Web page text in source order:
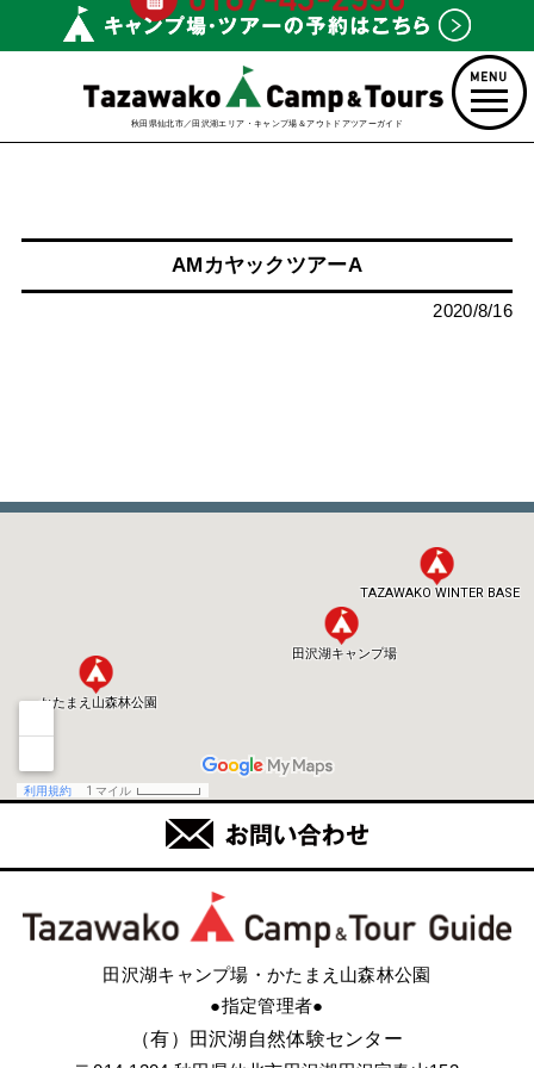
秋田県仙北市／田沢湖エリア・キャンプ場＆アウトドアツアーガイド
AMカヤックツアーA
2020/8/16
田沢湖キャンプ場・かたまえ山森林公園
●指定管理者●
（有）田沢湖自然体験センター